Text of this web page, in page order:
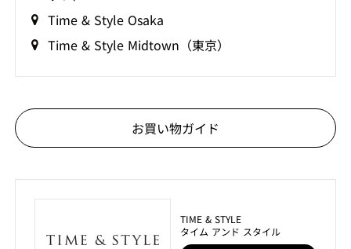
Time & Style Osaka
Time & Style Midtown（東京）
お買い物ガイド
TIME & STYLE
タイム アンド スタイル